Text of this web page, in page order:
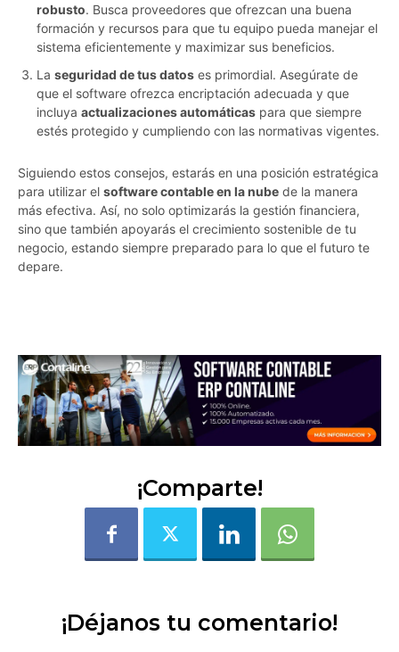
robusto. Busca proveedores que ofrezcan una buena
formación y recursos para que tu equipo pueda manejar el
sistema eficientemente y maximizar sus beneficios.
La seguridad de tus datos es primordial. Asegúrate de
que el software ofrezca encriptación adecuada y que
incluya actualizaciones automáticas para que siempre
estés protegido y cumpliendo con las normativas vigentes.
Siguiendo estos consejos, estarás en una posición estratégica
para utilizar el software contable en la nube de la manera
más efectiva. Así, no solo optimizarás la gestión financiera,
sino que también apoyarás el crecimiento sostenible de tu
negocio, estando siempre preparado para lo que el futuro te
depare.
¡Comparte!
¡Déjanos tu comentario!